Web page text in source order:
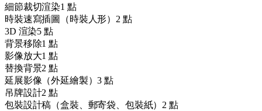
細節裁切渲染1 點
時裝速寫插圖（時裝人形） 2 點
3D 渲染5 點
背景移除1 點
影像放大1 點
替換背景2 點
延展影像（外延繪製）3 點
吊牌設計2 點
包裝設計稿（盒裝、郵寄袋、包裝紙） 2 點